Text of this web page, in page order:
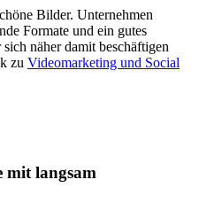
Bilder. Unternehmen
Formate und ein gutes
näher damit beschäftigen
zu Videomarketing und Social
mit langsam